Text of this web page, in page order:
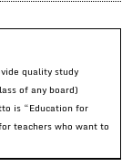
quality study
of any board)
is “Education for
teachers who want to